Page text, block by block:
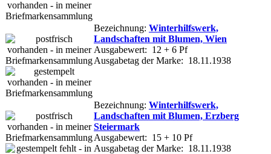
Bezeichnung: Winterhilfswerk,
Landschaften mit Blumen, Wien
Ausgabewert: 12 + 6 Pf
Ausgabetag der Marke: 18.11.1938
Bezeichnung: Winterhilfswerk,
Landschaften mit Blumen, Erzberg
Steiermark
Ausgabewert: 15 + 10 Pf
Ausgabetag der Marke: 18.11.1938